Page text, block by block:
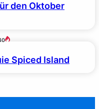
den Oktober
Spiced Island